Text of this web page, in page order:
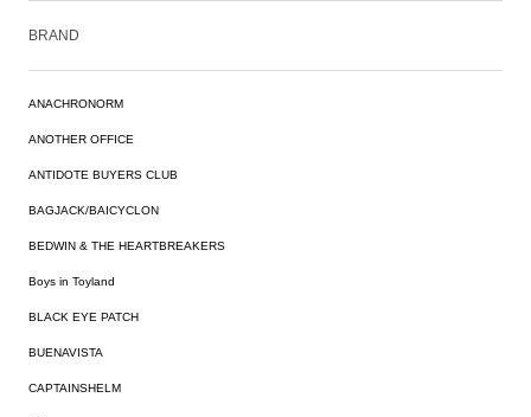
BRAND
ANACHRONORM
ANOTHER OFFICE
ANTIDOTE BUYERS CLUB
BAGJACK/BAICYCLON
BEDWIN & THE HEARTBREAKERS
Boys in Toyland
BLACK EYE PATCH
BUENAVISTA
CAPTAINSHELM